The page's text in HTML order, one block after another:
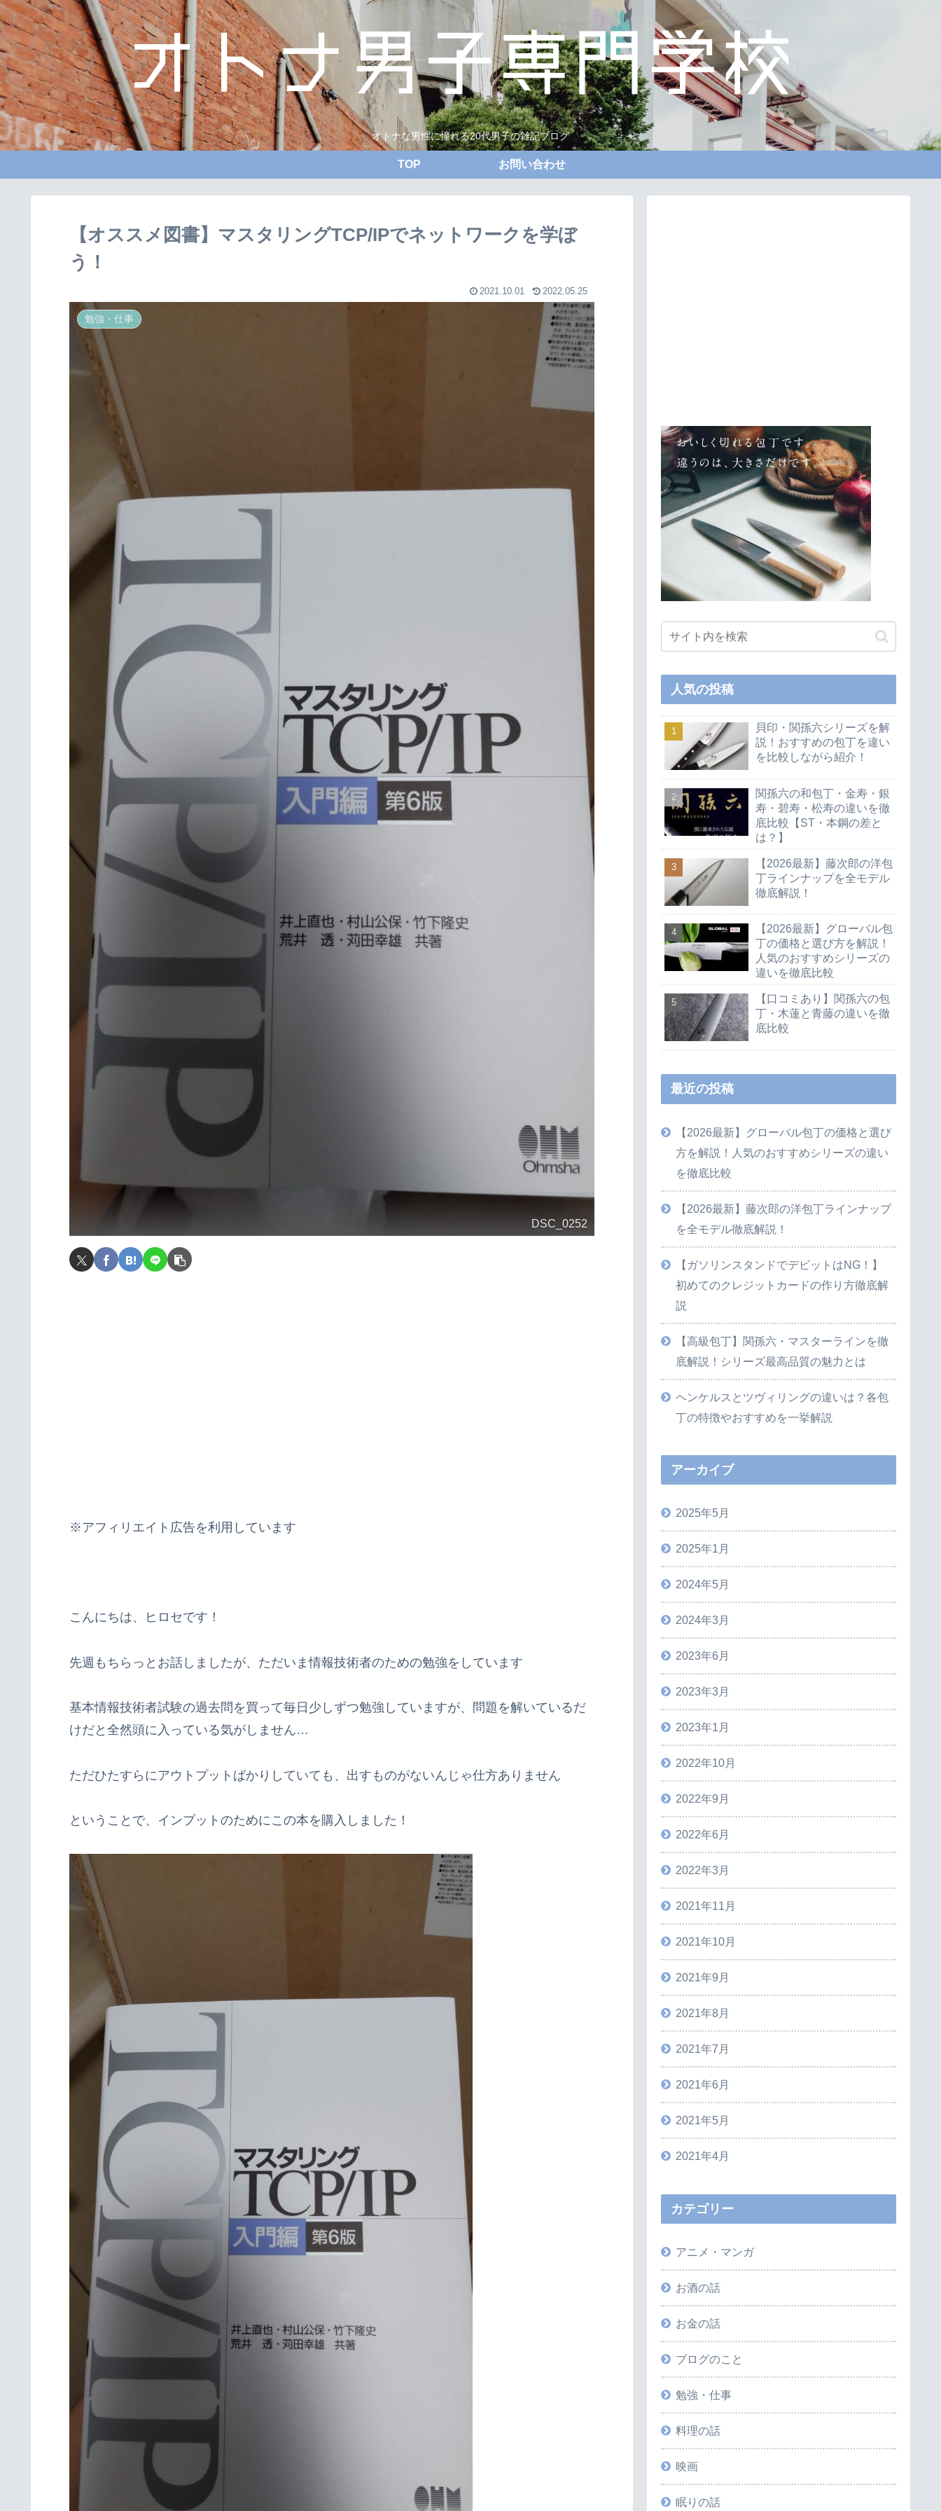
オトナな男性に憧れる20代男子の雑記ブログ
TOP お問い合わせ
【オススメ図書】マスタリングTCP/IPでネットワークを学ぼ
う！
2021.10.01 2022.05.25
勉強・仕事
DSC_0252
※アフィリエイト広告を利用しています
こんにちは、ヒロセです！
先週もちらっとお話しましたが、ただいま情報技術者のための勉強をしています
基本情報技術者試験の過去問を買って毎日少しずつ勉強していますが、問題を解いているだ
けだと全然頭に入っている気がしません…
ただひたすらにアウトプットばかりしていても、出すものがないんじゃ仕方ありません
ということで、インプットのためにこの本を購入しました！
人気の投稿
貝印・関孫六シリーズを解
説！おすすめの包丁を違い
を比較しながら紹介！
関孫六の和包丁・金寿・銀
寿・碧寿・松寿の違いを徹
底比較【ST・本鋼の差と
は？】
【2026最新】藤次郎の洋包
丁ラインナップを全モデル
徹底解説！
【2026最新】グローバル包
丁の価格と選び方を解説！
人気のおすすめシリーズの
違いを徹底比較
【口コミあり】関孫六の包
丁・木蓮と青藤の違いを徹
底比較
最近の投稿
【2026最新】グローバル包丁の価格と選び
方を解説！人気のおすすめシリーズの違い
を徹底比較
【2026最新】藤次郎の洋包丁ラインナップ
を全モデル徹底解説！
【ガソリンスタンドでデビットはNG！】
初めてのクレジットカードの作り方徹底解
説
【高級包丁】関孫六・マスターラインを徹
底解説！シリーズ最高品質の魅力とは
ヘンケルスとツヴィリングの違いは？各包
丁の特徴やおすすめを一挙解説
アーカイブ
2025年5月
2025年1月
2024年5月
2024年3月
2023年6月
2023年3月
2023年1月
2022年10月
2022年9月
2022年6月
2022年3月
2021年11月
2021年10月
2021年9月
2021年8月
2021年7月
2021年6月
2021年5月
2021年4月
カテゴリー
アニメ・マンガ
お酒の話
お金の話
ブログのこと
勉強・仕事
料理の話
映画
眠りの話